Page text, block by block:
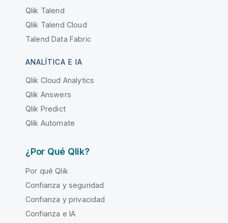
Qlik Talend
Qlik Talend Cloud
Talend Data Fabric
ANALÍTICA E IA
Qlik Cloud Analytics
Qlik Answers
Qlik Predict
Qlik Automate
¿Por Qué Qlik?
Por qué Qlik
Confianza y seguridad
Confianza y privacidad
Confianza e IA